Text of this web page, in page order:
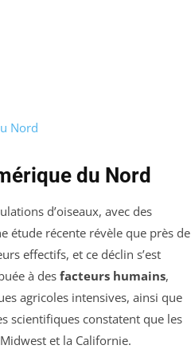
Nord
du Nord
d’oiseaux, avec des
étude récente révèle que près de
effectifs, et ce déclin s’est
à des facteurs humains,
agricoles intensives, ainsi que
scientifiques constatent que les
et la Californie.